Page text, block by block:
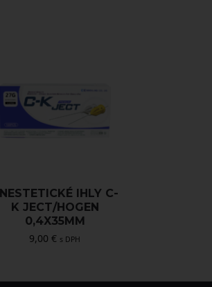
IHLY C-
K JECT/HOGEN
0,4X35MM
9,00€ s DPH